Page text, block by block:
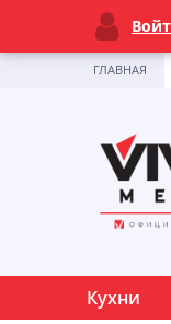
ГЛАВНАЯ
Кухни